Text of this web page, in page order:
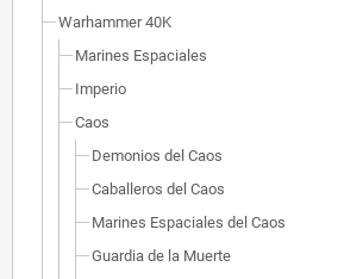
Warhammer 40K
Marines Espaciales
Imperio
Caos
Demonios del Caos
Caballeros del Caos
Marines Espaciales del Caos
Guardia de la Muerte